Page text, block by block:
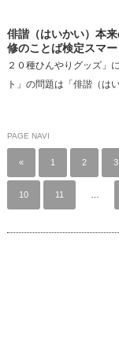
俳諧（はいかい）本
修のことば検定スマー
２０種ひんやりグッズ」
ト」の問題は「俳諧（は
PAGE NAVI
« 1 2 3
10 11